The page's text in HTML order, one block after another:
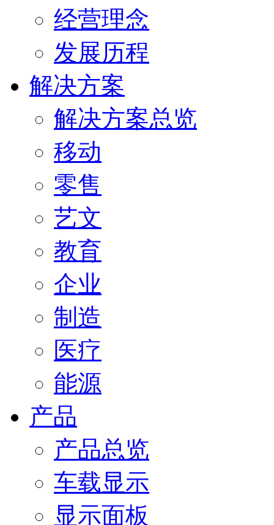
经营理念
发展历程
解决方案
解决方案总览
移动
零售
艺文
教育
企业
制造
医疗
能源
产品
产品总览
车载显示
显示面板